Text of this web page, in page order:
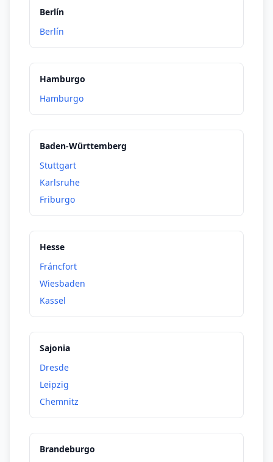
Suiza
Vilna
Varsovia
Liubliana
Inglaterra
Berlín
Berlín
Hamburgo
Hamburgo
Baden-Württemberg
Stuttgart
Karlsruhe
Friburgo
Hesse
Fráncfort
Wiesbaden
Kassel
Sajonia
Dresde
Leipzig
Chemnitz
Brandeburgo